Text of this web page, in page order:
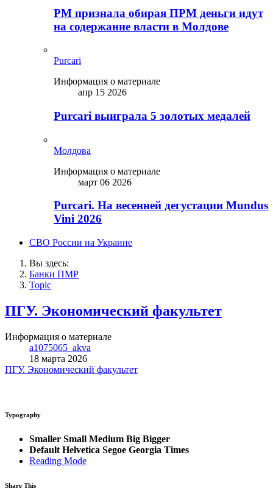
PM признала обирая ПРМ деньги идут
на содержание власти в Молдове
Purcari
Информация о материале
апр 15 2026
Purcari выиграла 5 золотых медалей
Молдова
Информация о материале
март 06 2026
Purcari. На весенней дегустации Mundus
Vini 2026
СВО России на Украине
Вы здесь:
Банки ПМР
Topic
ПГУ. Экономический факультет
Информация о материале
a1075065_akva
18 марта 2026
ПГУ. Экономический факультет
Typography
Smaller Small Medium Big Bigger
Default Helvetica Segoe Georgia Times
Reading Mode
Share This